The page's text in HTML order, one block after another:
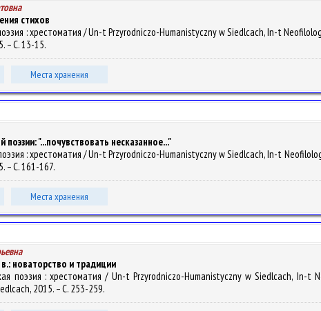
стихов
: хрестоматия / Un-t Przyrodniczo-Humanistyczny w Siedlcach, In-t
– С. 13-15.
Места хранения
поэзии: "...почувствовать несказанное..."
: хрестоматия / Un-t Przyrodniczo-Humanistyczny w Siedlcach, In-t
– С. 161-167.
Места хранения
новаторство и традиции
поэзия : хрестоматия / Un-t Przyrodniczo-Humanistyczny w Siedlcach, In-
2015. – С. 253-259.